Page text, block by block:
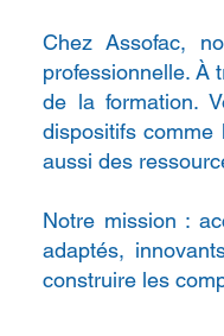
Chez Assofac,
professionnelle. À
de la formation.
dispositifs
aussi des
Notre mission :
adaptés,
construire les